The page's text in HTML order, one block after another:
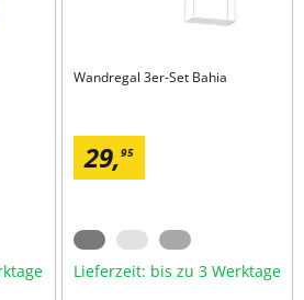
Wandregal 3er-Set Bahia
29,95
Lieferzeit: bis zu 3 Werktage